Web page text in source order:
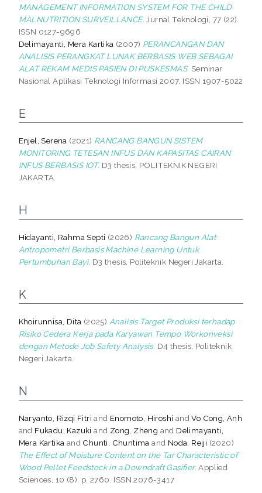
MANAGEMENT INFORMATION SYSTEM FOR THE CHILD
MALNUTRITION SURVEILLANCE. Jurnal Teknologi, 77 (22).
ISSN 0127-9696
Delimayanti, Mera Kartika (2007) PERANCANGAN DAN
ANALISIS PERANGKAT LUNAK BERBASIS WEB SEBAGAI
ALAT REKAM MEDIS PASIEN DI PUSKESMAS. Seminar
Nasional Aplikasi Teknologi Informasi 2007. ISSN 1907-5022
E
Enjel, Serena (2021) RANCANG BANGUN SISTEM
MONITORING TETESAN INFUS DAN KAPASITAS CAIRAN
INFUS BERBASIS IOT. D3 thesis, POLITEKNIK NEGERI
JAKARTA.
H
Hidayanti, Rahma Septi (2026) Rancang Bangun Alat
Antropometri Berbasis Machine Learning Untuk
Pertumbuhan Bayi. D3 thesis, Politeknik Negeri Jakarta.
K
Khoirunnisa, Dita (2025) Analisis Target Produksi terhadap
Risiko Cedera Kerja pada Karyawan Tempo Workonveksi
dengan Metode Job Safety Analysis. D4 thesis, Politeknik
Negeri Jakarta.
N
Naryanto, Rizqi Fitri and Enomoto, Hiroshi andVo Cong, Anh
and Fukadu, Kazuki and Zong, Zheng and Delimayanti,
Mera Kartika and Chunti, Chuntima and Noda, Reiji (2020)
The Effect of Moisture Content on the Tar Characteristic of
Wood Pellet Feedstock in a Downdraft Gasifier. Applied
Sciences, 10 (8). p. 2760. ISSN 2076-3417